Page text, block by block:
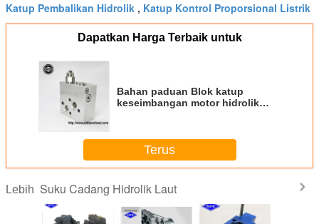
Katup Pembalikan Hidrolik , Katup Kontrol Proporsional Listrik
Dapatkan Harga Terbaik untuk
Bahan paduan Blok katup
keseimbangan motor hidrolik
Terus
Lebih Suku Cadang Hidrolik Laut